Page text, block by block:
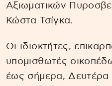
Αξιωματικών
Κώστα Τσίγκα.
Οι ιδιοκτήτες,
υπομισθωτές
έως σήμερα, Δευτέρα